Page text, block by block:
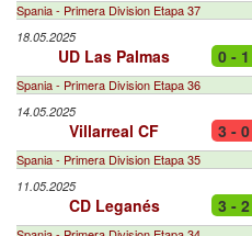
Spania - Primera Division Etapa 37
18.05.2025
UD Las Palmas 0 - 1
Spania - Primera Division Etapa 36
14.05.2025
Villarreal CF 3 - 0
Spania - Primera Division Etapa 35
11.05.2025
CD Leganés 3 - 2